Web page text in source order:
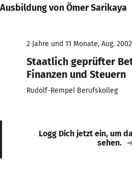
Ausbildung von Ömer Sarikaya
2 Jahre und 11 Monate, Aug.
Staatlich geprüfter
Finanzen und Steuern
Rudolf-Rempel Berufskolleg
Logg Dich jetzt ein, um
sehen.